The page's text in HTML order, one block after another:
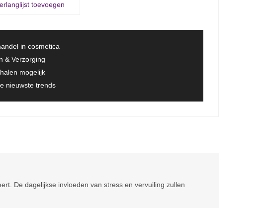
toevoegen
in cosmetica
& Verzorging
mogelijk
nieuwste trends
De dagelijkse invloeden van stress en vervuiling zullen